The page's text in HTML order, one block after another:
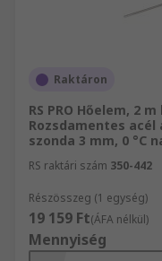
Raktáron
RS PRO Hőelem, 2
Rozsdamentes acél
szonda 3 mm, 0 °C
RS raktári szám 350-442
Részösszeg (1 egység)
19 159 Ft(ÁFA nélkül)
Mennyiség